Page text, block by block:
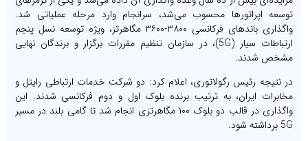
توسعه اپراتورها محسوب می‌شد، سرانجام وارد مرحله عملیاتی شد.
واگذاری باندهای فرکانسی ۳۸۰۰-۳۶۰۰ مگاهرتز، ویژه توسعه نسل پنجم
ارتباطات سیار (5G)، در سازمان تنظیم مقررات برگزار و برندگان نهایی
مشخص شدند.
در نتیجه رئیس رگولاتوری، اعلام کرد: دو شرکت خدمات ارتباطی رایتل و
مخابرات ایران، به ترتیب برنده بلوک اول و دوم فرکانسی شدند. این
واگذاری در قالب دو بلوک ۱۰۰ مگاهرتزی انجام شد تا گامی بلند در مسیر
5G برداشته شود.